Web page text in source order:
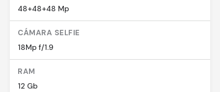
48+48+48 Mp
CÁMARA SELFIE
18Mp f/1.9
RAM
12 Gb